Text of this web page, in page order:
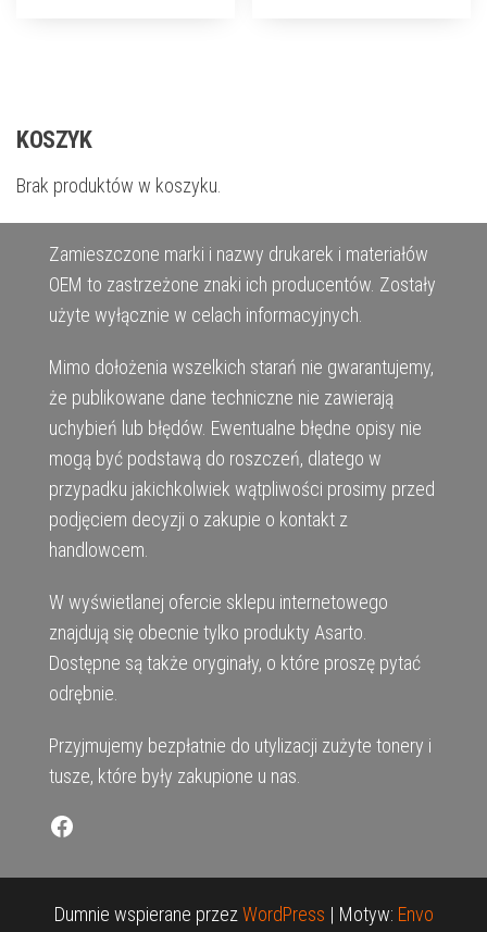
KOSZYK
Brak produktów w koszyku.
Zamieszczone marki i nazwy drukarek i materiałów
OEM to zastrzeżone znaki ich producentów. Zostały
użyte wyłącznie w celach informacyjnych.
Mimo dołożenia wszelkich starań nie gwarantujemy,
że publikowane dane techniczne nie zawierają
uchybień lub błędów. Ewentualne błędne opisy nie
mogą być podstawą do roszczeń, dlatego w
przypadku jakichkolwiek wątpliwości prosimy przed
podjęciem decyzji o zakupie o kontakt z
handlowcem.
W wyświetlanej ofercie sklepu internetowego
znajdują się obecnie tylko produkty Asarto.
Dostępne są także oryginały, o które proszę pytać
odrębnie.
Przyjmujemy bezpłatnie do utylizacji zużyte tonery i
tusze, które były zakupione u nas.
Facebook
Dumnie wspierane przezWordPress | Motyw: Envo